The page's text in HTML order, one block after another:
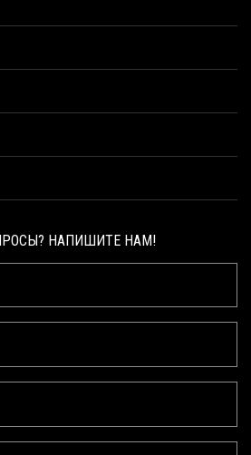
НАПИШИТЕ НАМ!